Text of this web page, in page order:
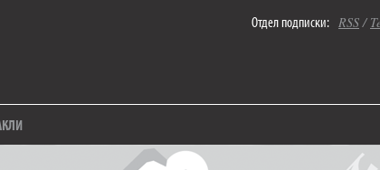
Отдел подписки: RSS/